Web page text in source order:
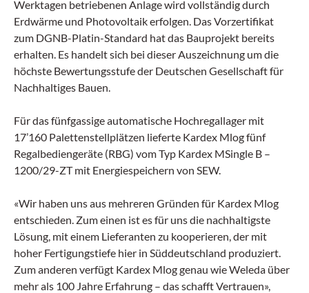
Werktagen betriebenen Anlage wird vollständig durch
Erdwärme und Photovoltaik erfolgen. Das Vorzertifikat
zum DGNB-Platin-Standard hat das Bauprojekt bereits
erhalten. Es handelt sich bei dieser Auszeichnung um die
höchste Bewertungsstufe der Deutschen Gesellschaft für
Nachhaltiges Bauen.
Für das fünfgassige automatische Hochregallager mit
17’160 Palettenstellplätzen lieferte Kardex Mlog fünf
Regalbediengeräte (RBG) vom Typ Kardex MSingle B –
1200/29-ZT mit Energiespeichern von SEW.
«Wir haben uns aus mehreren Gründen für Kardex Mlog
entschieden. Zum einen ist es für uns die nachhaltigste
Lösung, mit einem Lieferanten zu kooperieren, der mit
hoher Fertigungstiefe hier in Süddeutschland produziert.
Zum anderen verfügt Kardex Mlog genau wie Weleda über
mehr als 100 Jahre Erfahrung – das schafft Vertrauen»,